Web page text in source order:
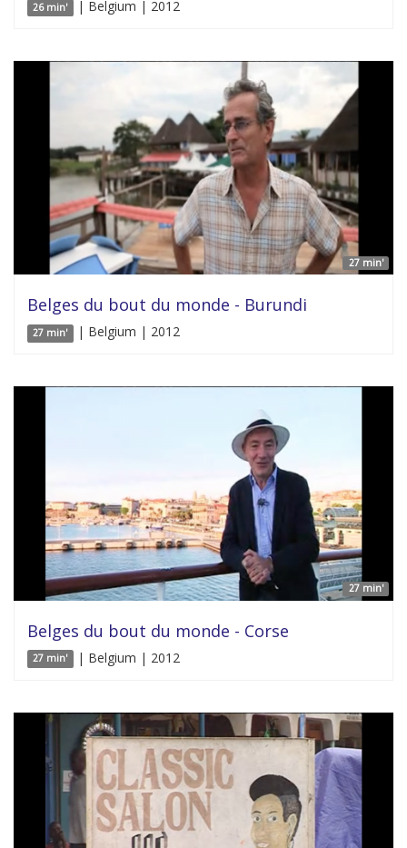
26 min' | Belgium | 2012
27 min'
Belges du bout du monde - Burundi
27 min' | Belgium | 2012
27 min'
Belges du bout du monde - Corse
27 min' | Belgium | 2012